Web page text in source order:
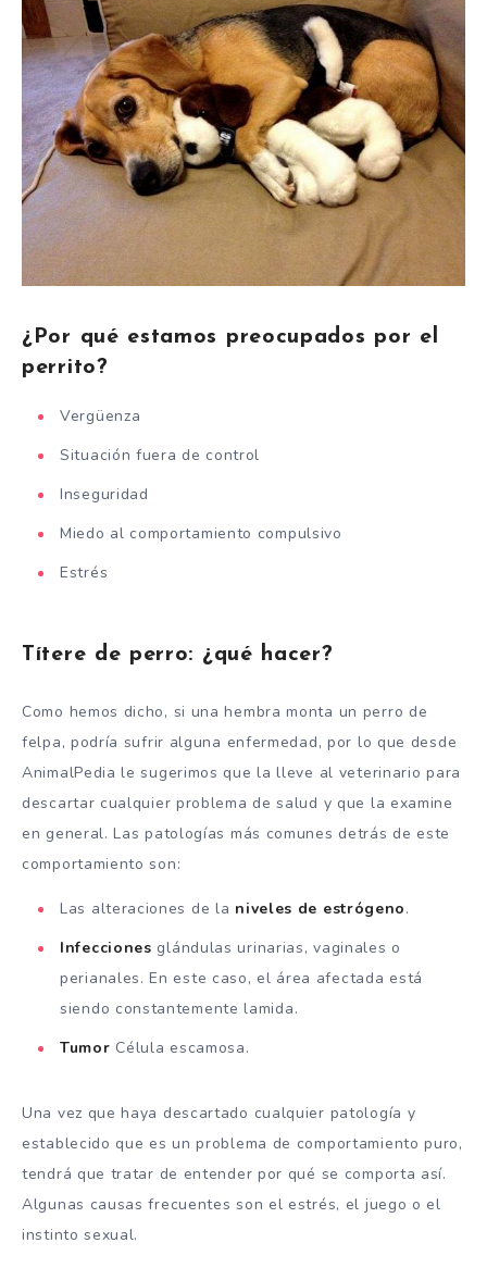
¿Por qué estamos preocupados por el
perrito?
Vergüenza
Situación fuera de control
Inseguridad
Miedo al comportamiento compulsivo
Estrés
Títere de perro: ¿qué hacer?
Como hemos dicho, si una hembra monta un perro de
felpa, podría sufrir alguna enfermedad, por lo que desde
AnimalPedia le sugerimos que la lleve al veterinario para
descartar cualquier problema de salud y que la examine
en general. Las patologías más comunes detrás de este
comportamiento son:
Las alteraciones de la niveles de estrógeno.
Infecciones glándulas urinarias, vaginales o
perianales. En este caso, el área afectada está
siendo constantemente lamida.
Tumor Célula escamosa.
Una vez que haya descartado cualquier patología y
establecido que es un problema de comportamiento puro,
tendrá que tratar de entender por qué se comporta así.
Algunas causas frecuentes son el estrés, el juego o el
instinto sexual.